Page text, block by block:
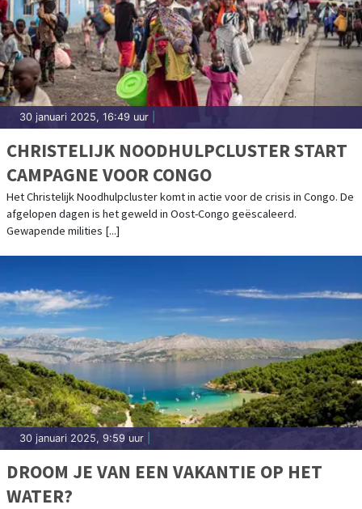
30 januari 2025, 16:49 uur
CHRISTELIJK NOODHULPCLUSTER START
CAMPAGNE VOOR CONGO
Het Christelijk Noodhulpcluster komt in actie voor de crisis in Congo. De
afgelopen dagen is het geweld in Oost-Congo geëscaleerd.
Gewapende milities [...]
30 januari 2025, 9:59 uur
DROOM JE VAN EEN VAKANTIE OP HET
WATER?